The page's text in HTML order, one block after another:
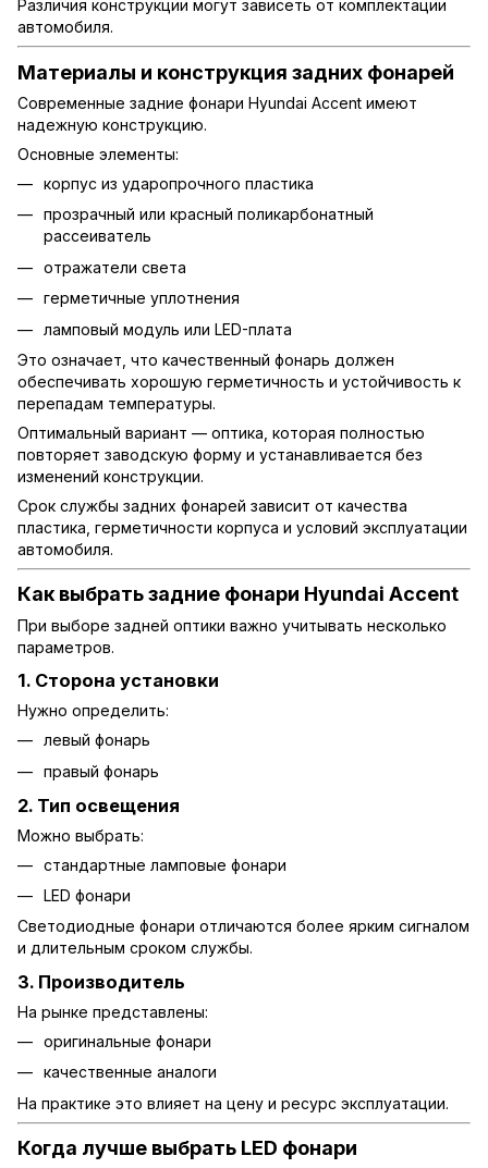
Различия конструкции могут зависеть от комплектации
автомобиля.
Материалы и конструкция задних фонарей
Современные задние фонари Hyundai Accent имеют
надежную конструкцию.
Основные элементы:
корпус из ударопрочного пластика
прозрачный или красный поликарбонатный
рассеиватель
отражатели света
герметичные уплотнения
ламповый модуль или LED-плата
Это означает, что качественный фонарь должен
обеспечивать хорошую герметичность и устойчивость к
перепадам температуры.
Оптимальный вариант — оптика, которая полностью
повторяет заводскую форму и устанавливается без
изменений конструкции.
Срок службы задних фонарей зависит от качества
пластика, герметичности корпуса и условий эксплуатации
автомобиля.
Как выбрать задние фонари Hyundai Accent
При выборе задней оптики важно учитывать несколько
параметров.
1. Сторона установки
Нужно определить:
левый фонарь
правый фонарь
2. Тип освещения
Можно выбрать:
стандартные ламповые фонари
LED фонари
Светодиодные фонари отличаются более ярким сигналом
и длительным сроком службы.
3. Производитель
На рынке представлены:
оригинальные фонари
качественные аналоги
На практике это влияет на цену и ресурс эксплуатации.
Когда лучше выбрать LED фонари